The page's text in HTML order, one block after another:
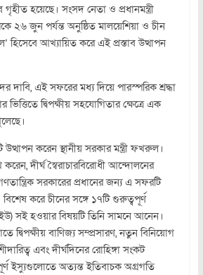
গৃহীত হয়েছে। সংসদ নেতা ও প্রধানমন্ত্রী
২৬ জুন পর্যন্ত অনুষ্ঠিত মালয়েশিয়া ও চীন
আখ্যায়িত করে এই প্রস্তাব উত্থাপন
দাবি, এই সফরের মধ্য দিয়ে পারস্পরিক শ্রদ্ধা
ভিত্তিতে দ্বিপক্ষীয় সহযোগিতার ক্ষেত্রে এক
উত্থাপন করেন স্থানীয় সরকার মন্ত্রী ফখরুল।
করেন, দীর্ঘ স্বৈরাচারবিরোধী আন্দোলনের
সরকারের প্রধানের জন্য এ সফরটি
করে চীনের সঙ্গে ১৭টি গুরুত্বপূর্ণ
সই হওয়ার বিষয়টি তিনি সামনে আনেন।
দ্বিপক্ষীয় বাণিজ্য সম্প্রসারণ, নতুন বিনিয়োগ
এবং দীর্ঘদিনের রোহিঙ্গা সংকট
ইস্যুগুলোতে অত্যন্ত ইতিবাচক অগ্রগতি